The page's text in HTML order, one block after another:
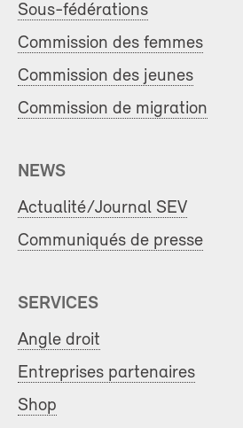
Sous-fédérations
Commission des femmes
Commission des jeunes
Commission de migration
NEWS
Actualité/Journal SEV
Communiqués de presse
SERVICES
Angle droit
Entreprises partenaires
Shop